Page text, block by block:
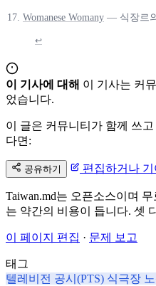
Womanese Womany — 식장르
↩
이 기사에 대해 이 기사는 커
었습니다.
이 글은 커뮤니티가 함께 쓰
다면:
공유하기 편집하거나 기
Taiwan.md는 오픈소스이며
는 약간의 비용이 듭니다. 셋
이 페이지 편집 · 문제 보고
태그
텔레비전 공시(PTS) 식극장